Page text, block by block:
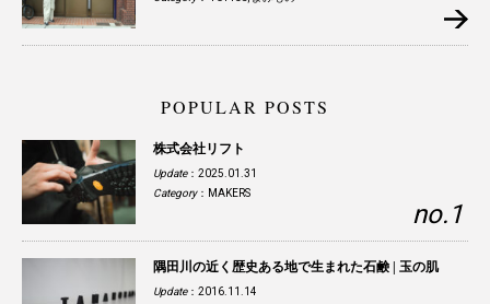
POPULAR POSTS
株式会社リフト
Update：2025.01.31
Category： MAKERS
隅田川の近く歴史ある地で生まれた石鹸 | 玉の肌
Update：2016.11.14